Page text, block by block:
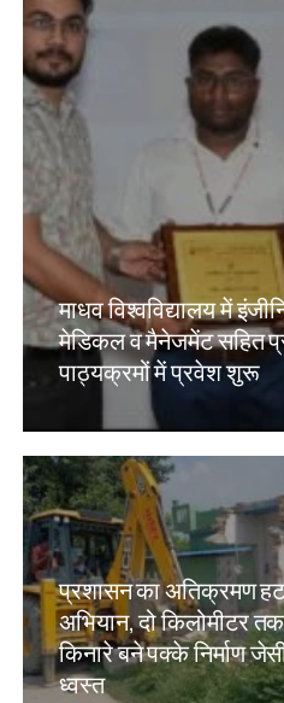
माधव विश्वविद्यालय में
मेडिकल व मैनेजमेंट सहित
पाठ्यक्रमों में प्रवेश शुरू
प्रशासन का अतिक्रमण
अभियान, दो किलोमीटर
किनारे बने पक्के निर्माण
ध्वस्त